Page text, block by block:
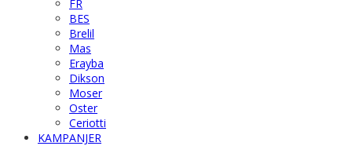
FR
BES
Brelil
Mas
Erayba
Dikson
Moser
Oster
Ceriotti
KAMPANJER